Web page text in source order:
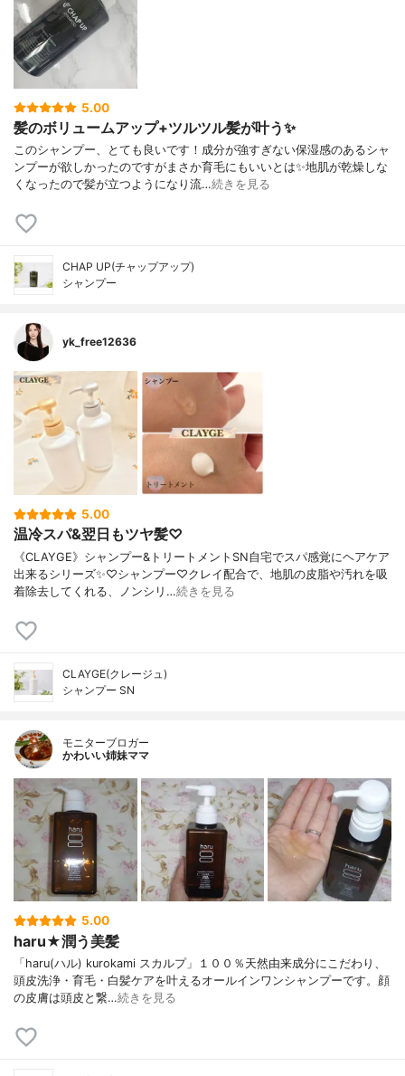
5.00
髪のボリュームアップ+ツルツル髪が叶う✨
このシャンプー、とても良いです！成分が強すぎない保湿感のあるシャ
ンプーが欲しかったのですがまさか育毛にもいいとは✨地肌が乾燥しな
くなったので髪が立つようになり流…続きを見る
CHAP UP(チャップアップ)
シャンプー
yk_free12636
5.00
温冷スパ&翌日もツヤ髪♡
《CLAYGE》シャンプー&トリートメントSN自宅でスパ感覚にヘアケア
出来るシリーズ✨♡シャンプー♡クレイ配合で、地肌の皮脂や汚れを吸
着除去してくれる、ノンシリ…続きを見る
CLAYGE(クレージュ)
シャンプー SN
モニターブロガー
かわいい姉妹ママ
5.00
haru★潤う美髪
「haru(ハル) kurokami スカルプ」１００％天然由来成分にこだわり、
頭皮洗浄・育毛・白髪ケアを叶えるオールインワンシャンプーです。顔
の皮膚は頭皮と繋…続きを見る